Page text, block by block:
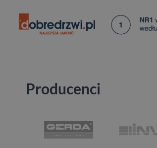
Producenci